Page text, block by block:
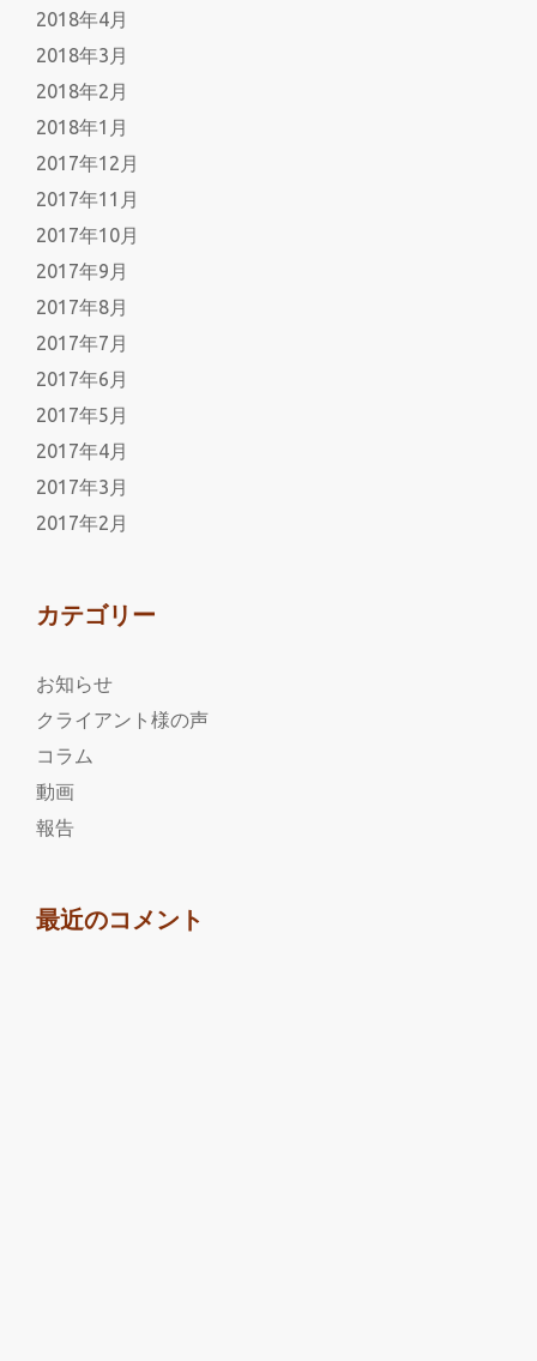
2018年4月
2018年3月
2018年2月
2018年1月
2017年12月
2017年11月
2017年10月
2017年9月
2017年8月
2017年7月
2017年6月
2017年5月
2017年4月
2017年3月
2017年2月
カテゴリー
お知らせ
クライアント様の声
コラム
動画
報告
最近のコメント